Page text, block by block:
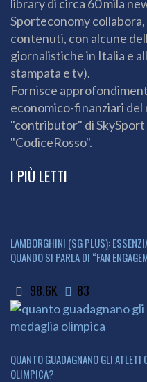
library di circa 60 mila
Sporteconomy
contenuti, con alcune
giornalistiche in Italia e
stampata e tv).
Fornisce
economico-finanziari del
"contributor" di SkySport
"CodiceRosso".
I PIÙ LETTI
LAMBORGHINI (SG PLUS):
QUANDO SI PARLA DI “FAN
98.6K 83
QUANTO GUADAGNANO GLI
OLIMPICA?